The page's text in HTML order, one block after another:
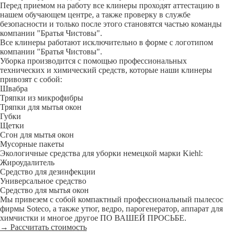
Перед приемом на работу все клинеры проходят аттестацию в
нашем обучающем центре, а также проверку в службе
безопасности и только после этого становятся частью команды
компании "Братья Чистовы".
Все клинеры работают исключительно в форме с логотипом
компании "Братья Чистовы".
Уборка производится с помощью профессиональных
технических и химический средств, которые наши клинеры
привозят с собой:
Швабра
Тряпки из микрофибры
Тряпки для мытья окон
Губки
Щетки
Сгон для мытья окон
Мусорные пакеты
Экологичные средства для уборки немецкой марки Kiehl:
Жироудалитель
Средство для дезинфекции
Универсальное средство
Средство для мытья окон
Мы привезем с собой компактный профессиональный пылесос
фирмы Soteco, а также утюг, ведро, парогенератор, аппарат для
химчистки и многое другое ПО ВАШЕЙ ПРОСЬБЕ.
→ Рассчитать стоимость